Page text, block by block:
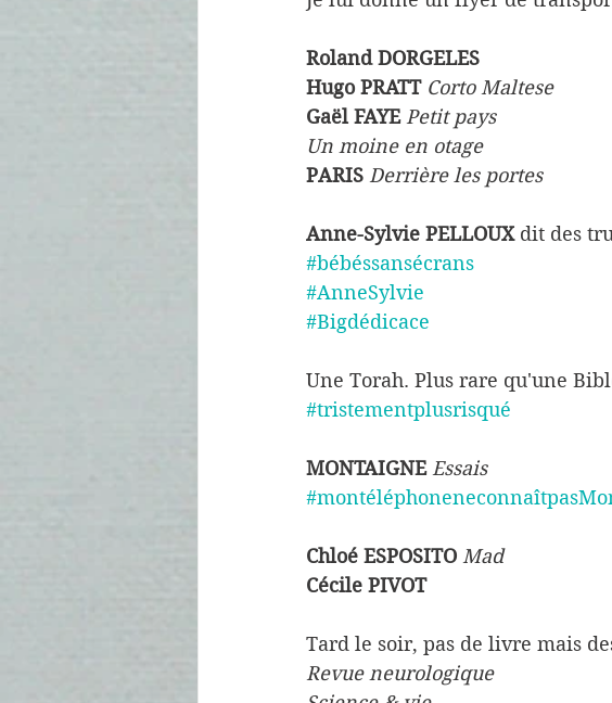
Roland DORGELES
Hugo PRATT Corto Maltese
Gaël FAYE Petit pays
Un moine en otage
PARIS Derrière les portes
Anne-Sylvie PELLOUX dit des
#bébéssansécrans
#AnneSylvie
#Bigdédicace
Une Torah. Plus rare qu'une
#tristementplusrisqué
MONTAIGNE Essais
Chloé ESPOSITO Mad
Cécile PIVOT
Tard le soir, pas de livre mais
Revue neurologique